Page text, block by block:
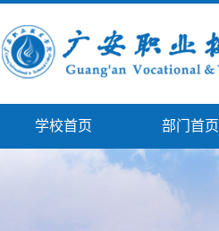
学校首页 部门首页